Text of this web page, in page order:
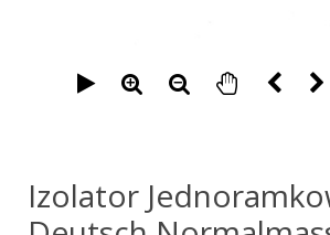
Izolator